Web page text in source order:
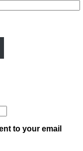
to your email